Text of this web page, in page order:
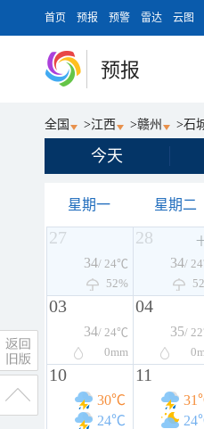
首页 预报 预警 雷达 云图
预报
全国 >江西 >赣州 >石
今天
星期一 星期二
27
34/ 24℃
52%
28
34/
03
34/ 24℃
0mm
04
35/
0
10
30℃
24℃
11